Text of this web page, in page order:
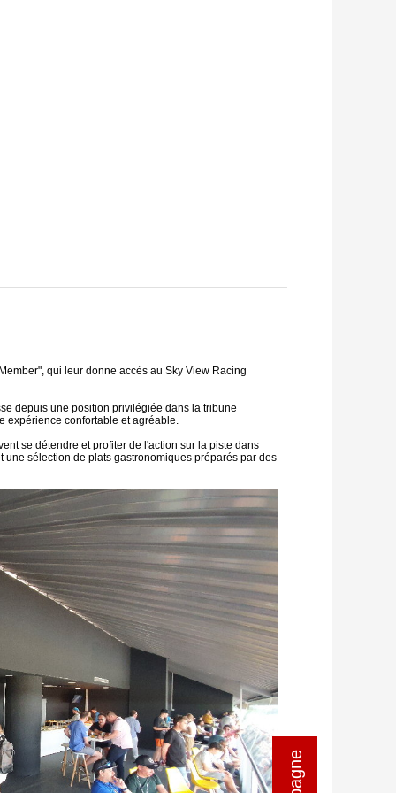
qui leur donne accès au Sky View Racing
depuis une position privilégiée dans la tribune
expérience confortable et agréable.
se détendre et profiter de l'action sur la piste dans
sélection de plats gastronomiques préparés par des